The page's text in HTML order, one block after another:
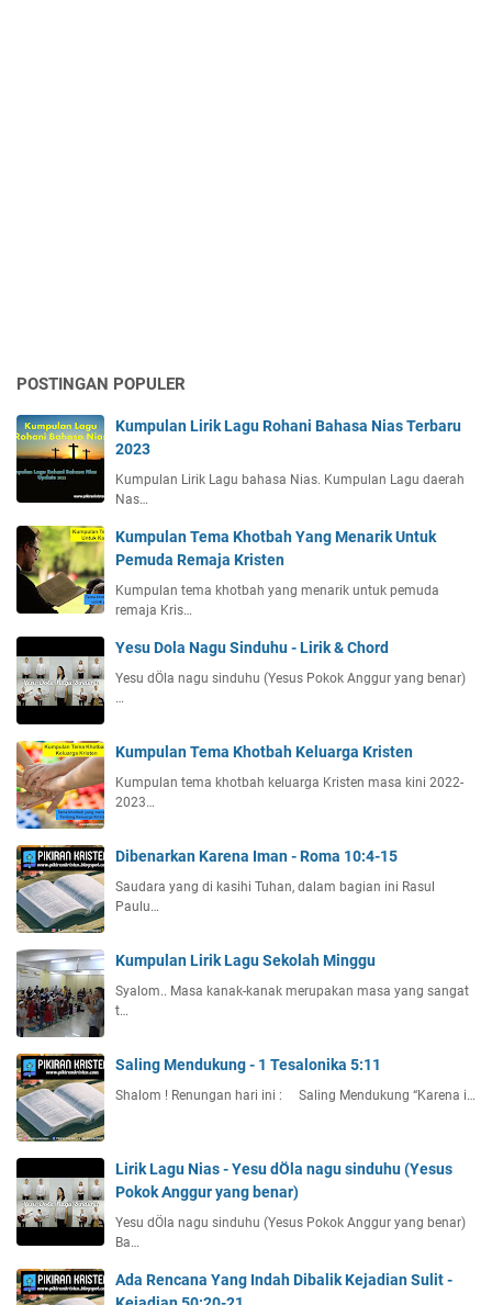
POSTINGAN POPULER
Kumpulan Lirik Lagu Rohani Bahasa Nias Terbaru
2023
Kumpulan Lirik Lagu bahasa Nias. Kumpulan Lagu daerah
Nas…
Kumpulan Tema Khotbah Yang Menarik Untuk
Pemuda Remaja Kristen
Kumpulan tema khotbah yang menarik untuk pemuda
remaja Kris…
Yesu Dola Nagu Sinduhu - Lirik & Chord
Yesu dÖla nagu sinduhu (Yesus Pokok Anggur yang benar)
…
Kumpulan Tema Khotbah Keluarga Kristen
Kumpulan tema khotbah keluarga Kristen masa kini 2022-
2023…
Dibenarkan Karena Iman - Roma 10:4-15
Saudara yang di kasihi Tuhan, dalam bagian ini Rasul
Paulu…
Kumpulan Lirik Lagu Sekolah Minggu
Syalom.. Masa kanak-kanak merupakan masa yang sangat
t…
Saling Mendukung - 1 Tesalonika 5:11
Shalom ! Renungan hari ini : Saling Mendukung “Karena i…
Lirik Lagu Nias - Yesu dÖla nagu sinduhu (Yesus
Pokok Anggur yang benar)
Yesu dÖla nagu sinduhu (Yesus Pokok Anggur yang benar)
Ba…
Ada Rencana Yang Indah Dibalik Kejadian Sulit -